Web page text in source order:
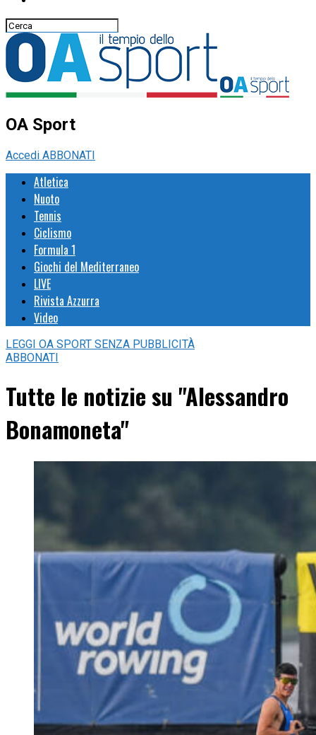
OA Sport
Accedi ABBONATI
Atletica
Nuoto
Tennis
Ciclismo
Formula 1
Giochi del Mediterraneo
LIVE
Rivista Azzurra
Video
LEGGI OA SPORT SENZA PUBBLICITÀ
ABBONATI
Tutte le notizie su "Alessandro
Bonamoneta"